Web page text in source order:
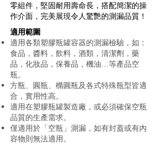
零組件，堅固耐用壽命長，搭配簡潔的操
作介面，完美展現令人驚艷的測漏品質！
適用範圍
適用各類塑膠瓶罐容器的測漏檢驗，如：
食品，醬料，飲料，酒類，清潔劑，藥
品，化妝品，保養品，機油…等產品空
瓶。
方瓶、圓瓶、橢圓瓶及各式特殊瓶型皆適
合，實用性高。
適用在塑膠瓶罐製造廠，或必須確保空瓶
品質的生產需求。
僅適用於「空瓶」測漏，如有封蓋或有內
容物則無法適用。